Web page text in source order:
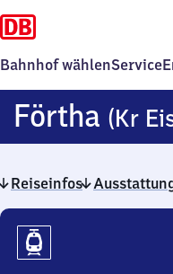
Bahnhof wählenService
Förtha (Kr
Reiseinfos
Reiseinfos